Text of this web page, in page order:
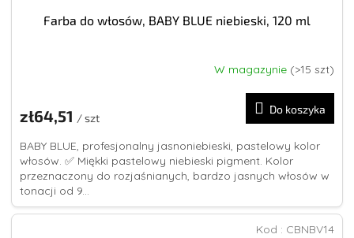
Farba do włosów, BABY BLUE niebieski, 120 ml
wynosi
na
5
gwiazdek.
W magazynie (>15 szt)
zł64,51 / szt
Do koszyka
BABY BLUE, profesjonalny jasnoniebieski, pastelowy kolor
włosów. ✅ Miękki pastelowy niebieski pigment. Kolor
przeznaczony do rozjaśnianych, bardzo jasnych włosów w
tonacji od 9...
Kod : CBNBV14